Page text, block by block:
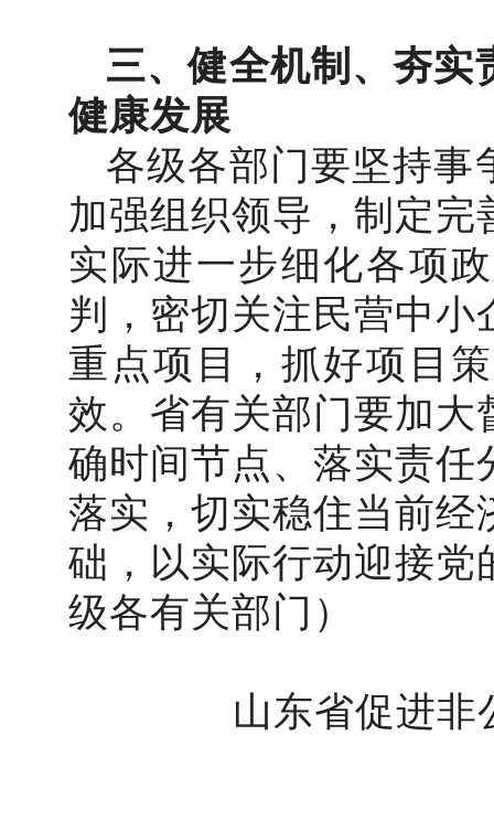
三、健全机制、夯实
健康发展
各级各部门要坚持事
加强组织领导，制定
实际进一步细化各项
判，密切关注民营中
重点项目，抓好项目
效。省有关部门要加
确时间节点、落实责
落实，切实稳住当前
础，以实际行动迎接
级各有关部门）
山东省促进非